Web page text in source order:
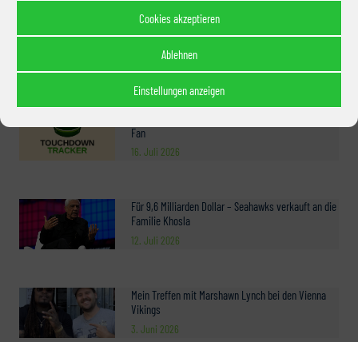
Cookies akzeptieren
Ablehnen
Einstellungen anzeigen
10 Jahre German Sea Hawkers – Recap eines
1. August 2026
Fan
16. Juli 2026
Für 9,6 Milliarden Dollar – Seahawks verkauft an die
Familie Khosla
12. Juli 2026
Mein Treffen mit Marshawn Lynch bei den Vienna
Vikings
3. Juni 2026